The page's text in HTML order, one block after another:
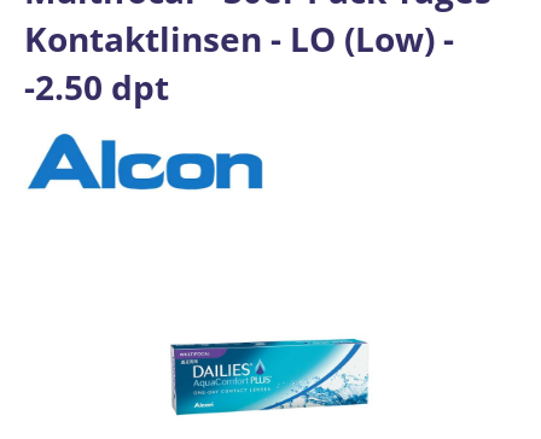
Kontaktlinsen - LO (Low) -
-2.50 dpt